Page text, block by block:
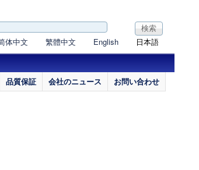
索フォーム
体中文
繁體中文 English 日本語
品質保証 会社のニュース お問い合わせ